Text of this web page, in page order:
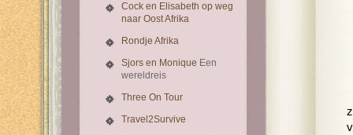
Cock en Elisabeth op weg
naar Oost Afrika
Rondje Afrika
Sjors en Monique Een
wereldreis
Three On Tour
Travel2Survive